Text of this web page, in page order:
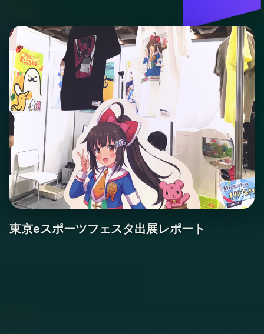
東京eスポーツフェスタ出展レポート